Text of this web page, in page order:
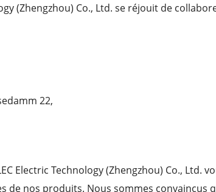
(Zhengzhou) Co., Ltd. se réjouit de
22,
Electric Technology (Zhengzhou) Co.,
de nos produits. Nous sommes